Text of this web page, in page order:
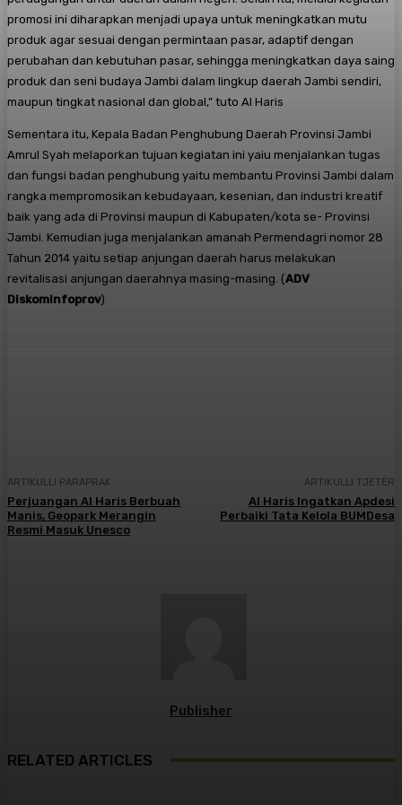
promosi ini diharapkan menjadi upaya untuk meningkatkan mutu
produk agar sesuai dengan permintaan pasar, adaptif dengan
perubahan dan kebutuhan pasar, sehingga meningkatkan daya saing
produk dan seni budaya Jambi dalam lingkup daerah Jambi sendiri,
maupun tingkat nasional dan global,” tuto Al Haris
Sementara itu, Kepala Badan Penghubung Daerah Provinsi Jambi
Amrul Syah melaporkan tujuan kegiatan ini yaiu menjalankan tugas
dan fungsi badan penghubung yaitu membantu Provinsi Jambi dalam
rangka mempromosikan kebudayaan, kesenian, dan industri kreatif
baik yang ada di Provinsi maupun di Kabupaten/kota se- Provinsi
Jambi. Kemudian juga menjalankan amanah Permendagri nomor 28
Tahun 2014 yaitu setiap anjungan daerah harus melakukan
revitalisasi anjungan daerahnya masing-masing. (ADV
Diskominfoprov)
ARTIKULLI PARAPRAK
Perjuangan Al Haris Berbuah
Manis, Geopark Merangin
Resmi Masuk Unesco
ARTIKULLI TJETËR
Al Haris Ingatkan Apdesi
Perbaiki Tata Kelola BUMDesa
Publisher
RELATED ARTICLES